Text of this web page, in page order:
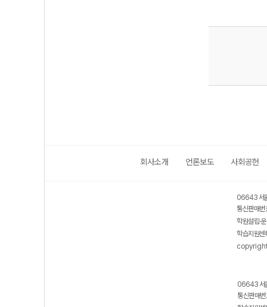
회사소개 언론보도 사회공헌
06643 서
통신판매
학원설립·
학습지원
06643 서
통신판매